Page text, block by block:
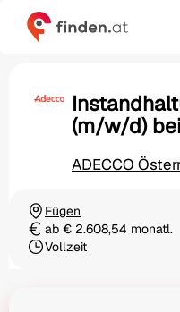
(m/w/d)
ADECCO
Ortschaft
Fügen
Gehaltab € 2.608,54 monatl.
Beschäftigungsart
Vollzeit